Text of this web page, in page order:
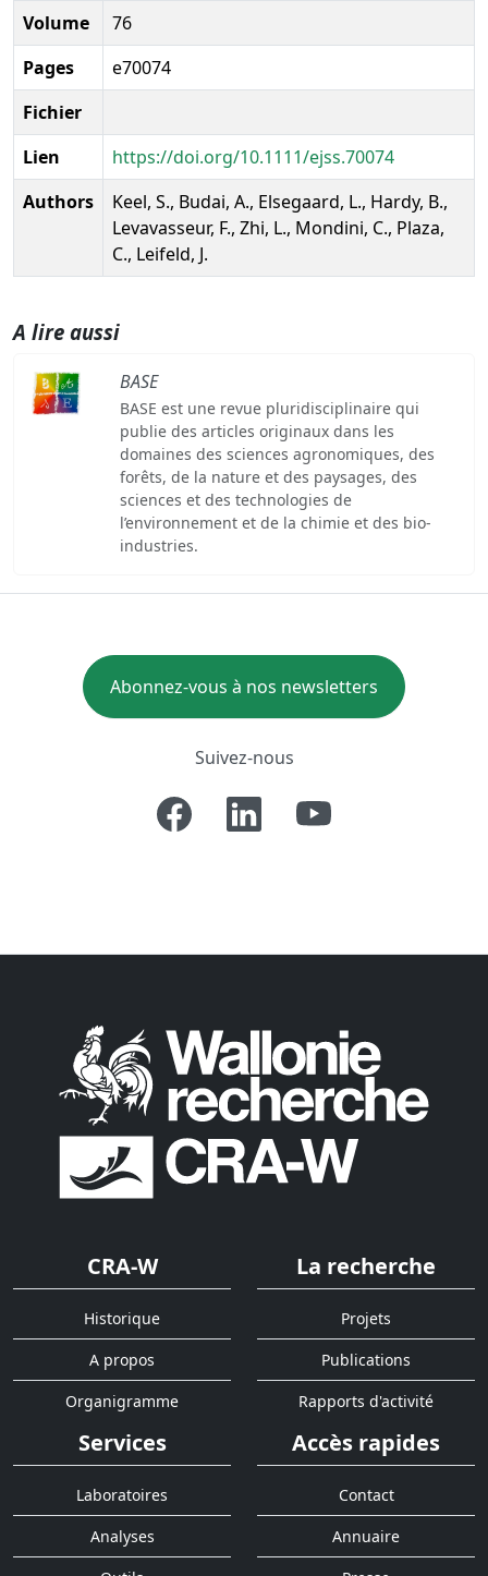
Volume
76
Pages
e70074
Fichier
Lien
https://doi.org/10.1111/ejss.70074
Authors
Keel, S., Budai, A., Elsegaard, L., Hardy, B.,
Levavasseur, F., Zhi, L., Mondini, C., Plaza,
C., Leifeld, J.
A lire aussi
BASE
BASE est une revue pluridisciplinaire qui
publie des articles originaux dans les
domaines des sciences agronomiques, des
forêts, de la nature et des paysages, des
sciences et des technologies de
l’environnement et de la chimie et des bio-
industries.
Abonnez-vous à nos newsletters
Suivez-nous
CRA-W
Historique
A propos
Organigramme
La recherche
Projets
Publications
Rapports d'activité
Services
Laboratoires
Analyses
Accès rapides
Contact
Annuaire